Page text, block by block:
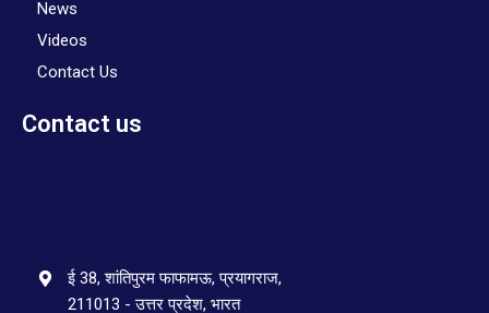
News
Videos
Contact Us
Contact us
ई 38, शांतिपुरम फाफामऊ, प्रयागराज,
211013 - उत्तर प्रदेश, भारत